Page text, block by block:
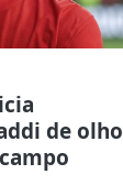
de olho